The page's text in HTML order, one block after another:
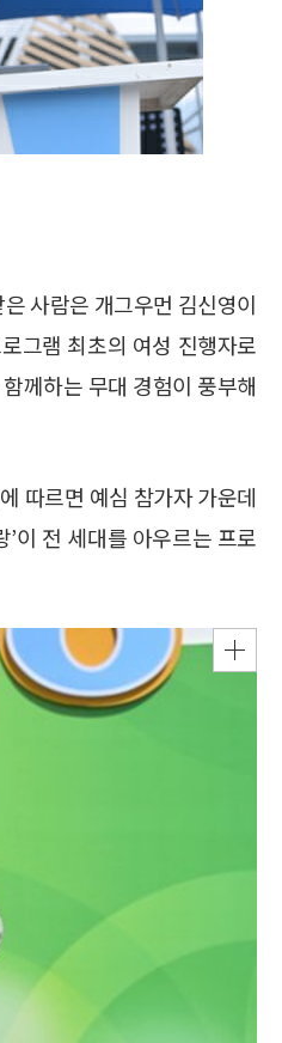
사람은 개그우먼 김신영이
그램 최초의 여성 진행자로
께하는 무대 경험이 풍부해
따르면 예심 참가자 가운데
이 전 세대를 아우르는 프로